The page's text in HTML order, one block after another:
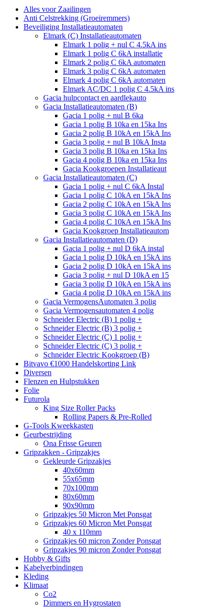
Alles voor Zaailingen
Anti Celstrekking (Groeiremmers)
Beveiliging Installatieautomaten
Elmark (C) Installatieautomaten
Elmark 1 polig + nul C 4.5kA ins
Elmark 1 polig C 6kA installatie
Elmark 2 polig C 6kA automaten
Elmark 3 polig C 6kA automaten
Elmark 4 polig C 6kA automaten
Elmark AC/DC 1 polig C 4.5kA ins
Gacia hulpcontact en aardlekauto
Gacia Installatieautomaten (B)
Gacia 1 polig + nul B 6ka
Gacia 1 polig B 10ka en 15ka Ins
Gacia 2 polig B 10kA en 15kA Ins
Gacia 3 polig + nul B 10kA Insta
Gacia 3 polig B 10ka en 15ka Ins
Gacia 4 polig B 10ka en 15ka Ins
Gacia Kookgroepen Installatieaut
Gacia Installatieautomaten (C)
Gacia 1 polig + nul C 6kA Instal
Gacia 1 polig C 10kA en 15kA Ins
Gacia 2 polig C 10kA en 15kA Ins
Gacia 3 polig C 10kA en 15kA Ins
Gacia 4 polig C 10kA en 15kA Ins
Gacia Kookgroep Installatieautom
Gacia Installatieautomaten (D)
Gacia 1 polig + nul D 6kA instal
Gacia 1 polig D 10kA en 15kA ins
Gacia 2 polig D 10kA en 15kA ins
Gacia 3 polig + nul D 10kA en 15
Gacia 3 polig D 10kA en 15kA ins
Gacia 4 polig D 10kA en 15kA ins
Gacia VermogensAutomaten 3 polig
Gacia Vermogensautomaten 4 polig
Schneider Electric (B) 1 polig +
Schneider Electric (B) 3 polig +
Schneider Electric (C) 1 polig +
Schneider Electric (C) 3 polig +
Schneider Electric Kookgroep (B)
Bitvavo €1000 Handelskorting Link
Diversen
Flenzen en Hulpstukken
Folie
Futurola
King Size Roller Packs
Rolling Papers & Pre-Rolled
G-Tools Kweekkasten
Geurbestrijding
Ona Frisse Geuren
Gripzakken - Gripzakjes
Gekleurde Gripzakjes
40x60mm
55x65mm
70x100mm
80x60mm
90x90mm
Gripzakjes 50 Micron Met Ponsgat
Gripzakjes 60 Micron Met Ponsgat
40 x 110mm
Gripzakjes 60 micron Zonder Ponsgat
Gripzakjes 90 micron Zonder Ponsgat
Hobby & Gifts
Kabelverbindingen
Kleding
Klimaat
Co2
Dimmers en Hygrostaten